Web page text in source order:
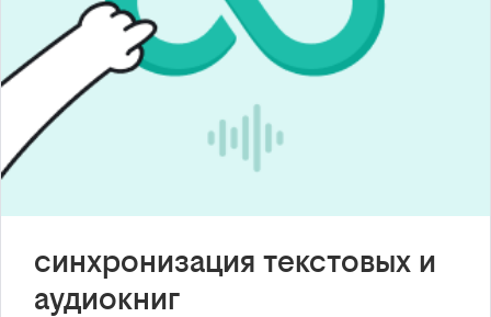
синхронизация текстовых и
аудиокниг